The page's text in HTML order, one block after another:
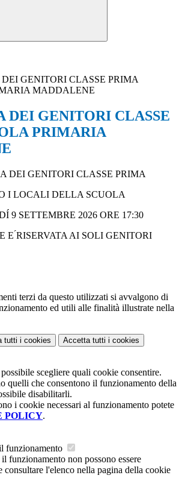
GENITORI CLASSE PRIMA
MADDALENE
DEI GENITORI CLASSE
PRIMARIA
DEI GENITORI CLASSE PRIMA
I LOCALI DELLA SCUOLA
9 SETTEMBRE 2026 ORE 17:30
E ́RISERVATA AI SOLI GENITORI
terzi da questo utilizzati si avvalgono di
ed utili alle finalità illustrate nella
tutti i cookies Accetta tutti i cookies
scegliere quali cookie consentire.
quelli che consentono il funzionamento della
disabilitarli.
i cookie necessari al funzionamento potete
POLICY.
funzionamento
funzionamento non possono essere
consultare l'elenco nella pagina della cookie